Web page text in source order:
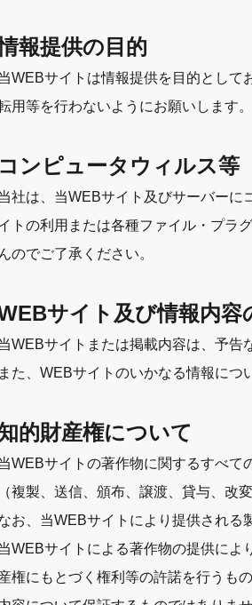
報提供の目的
WEBサイトは情報提供を目的として
用等を行わないようにお願いします。
コンピュータウィルス等
社は、当WEBサイト及びサーバーに
トの利用または各種ファイル・プラ
んのでご了承ください。
サイト及び情報内容
WEBサイトまたは掲載内容は、予告
また、WEBサイトのいかなる情報につ
的財産権について
WEBサイトの著作物に関するすべて
（複製、送信、頒布、譲渡、貸与、改
お、当WEBサイトにより提供される
WEBサイトによる著作物の提供によ
権にもとづく権利等の許諾を行うも